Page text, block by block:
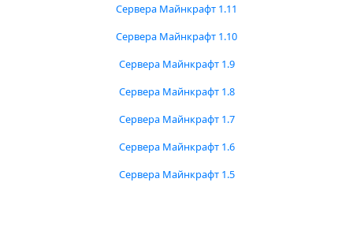
Сервера Майнкрафт 1.11
Сервера Майнкрафт 1.10
Сервера Майнкрафт 1.9
Сервера Майнкрафт 1.8
Сервера Майнкрафт 1.7
Сервера Майнкрафт 1.6
Сервера Майнкрафт 1.5